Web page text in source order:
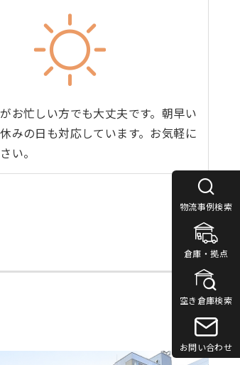
お忙しい方でも大丈夫です。朝早い
みの日も対応しています。お気軽に
い。
物流事例検索
倉庫・拠点
空き倉庫検索
お問い合わせ